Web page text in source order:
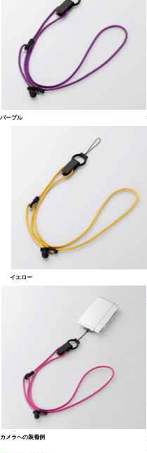
パープル
イエロー
カメラへの装着例